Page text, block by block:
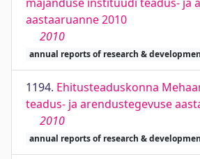
aastaaruanne 2010
2010
annual reports of research &
1194. Ehitusteaduskonna
teadus- ja arendustegevuse
2010
annual reports of research &